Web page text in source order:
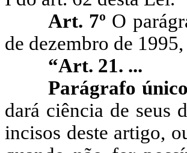
Art. 7º O
de dezembro de
“Art. 21. ...
Parágrafo
dará ciência de seus
incisos deste artigo,